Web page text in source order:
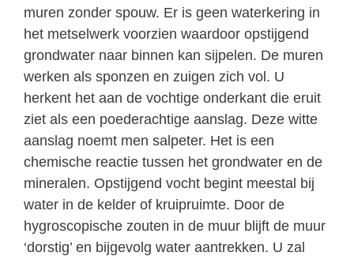
muren zonder spouw. Er is geen waterkering in
het metselwerk voorzien waardoor opstijgend
grondwater naar binnen kan sijpelen. De muren
werken als sponzen en zuigen zich vol. U
herkent het aan de vochtige onderkant die eruit
ziet als een poederachtige aanslag. Deze witte
aanslag noemt men salpeter. Het is een
chemische reactie tussen het grondwater en de
mineralen. Opstijgend vocht begint meestal bij
water in de kelder of kruipruimte. Door de
hygroscopische zouten in de muur blijft de muur
‘dorstig’ en bijgevolg water aantrekken. U zal